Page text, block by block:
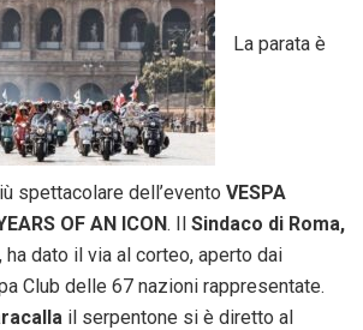
La parata è
spettacolare dell’evento VESPA
OF AN ICON. Il Sindaco di Roma,
, ha dato il via al corteo, aperto dai
Club delle 67 nazioni rappresentate.
il serpentone si è diretto al